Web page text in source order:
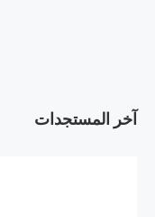
آخر المستجدات